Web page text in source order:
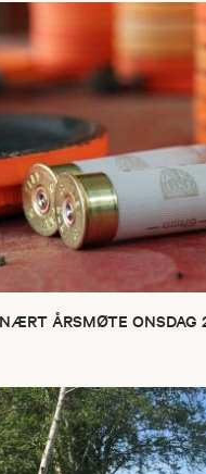
ÅRSMØTE ONSDAG